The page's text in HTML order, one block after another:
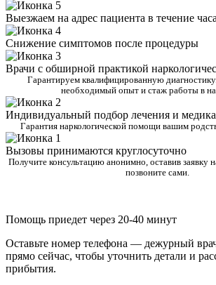
Выезжаем на адрес пациента в течение
Снижение симптомов после процедуры
Врачи с обширной практикой
Гарантируем квалифицированную
необходимый опыт и стаж работы в
Индивидуальный подбор лечения и
Гарантия наркологической помощи вашим
Вызовы принимаются круглосуточно
Получите консультацию анонимно, оставив заявку
позвоните сами.
Помощь приедет через 20-40 минут
Оставьте номер телефона — дежурный
прямо сейчас, чтобы уточнить детали и
прибытия.